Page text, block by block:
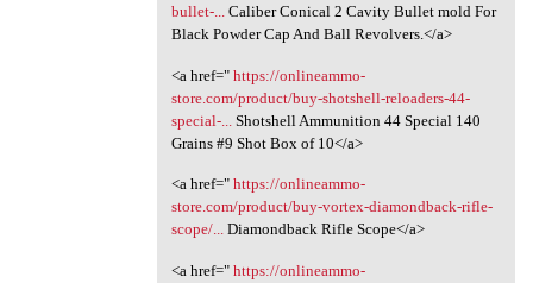
bullet-...Caliber Conical 2 Cavity Bullet mold For
Black Powder Cap And Ball Revolvers.</a>
<a href=" https://onlineammo-
store.com/product/buy-shotshell-reloaders-44-
special-...
Shotshell Ammunition 44 Special 140
Grains #9 Shot Box of 10</a>
<a href=" https://onlineammo-
store.com/product/buy-vortex-diamondback-rifle-
scope/...Diamondback Rifle Scope</a>
<a href=" https://onlineammo-